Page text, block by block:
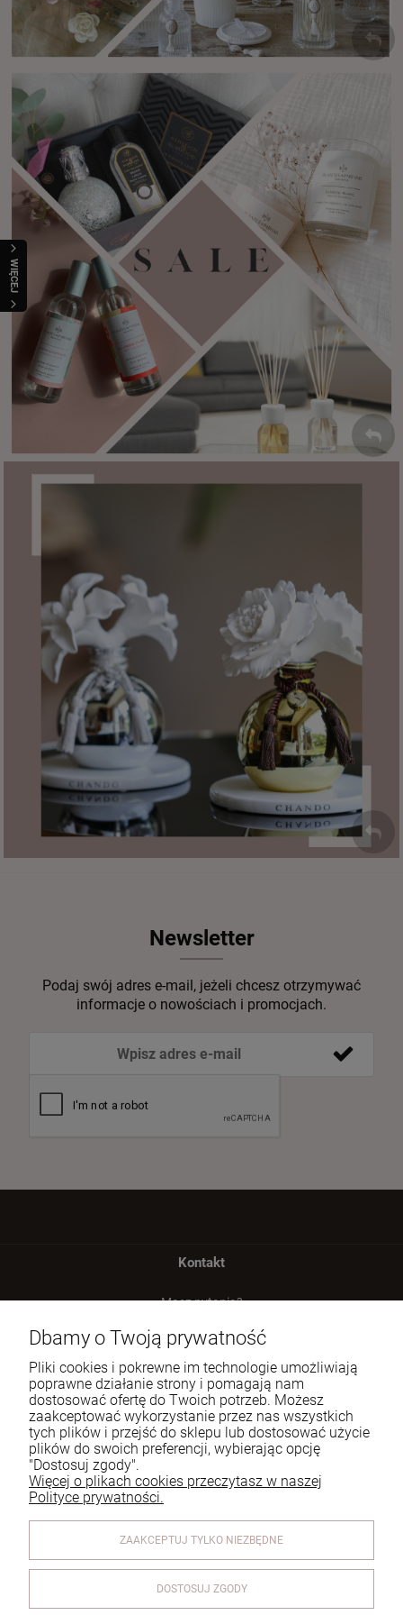
WIĘCEJ
Newsletter
Podaj swój adres e-mail, jeżeli chcesz otrzymywać
informacje o nowościach i promocjach.
Kontakt
Masz pytania?
E-mail: zamowienia@homeperfume.pl
Pomoc
Reklamacje i zwroty
O firmie
Dbamy o Twoją prywatność
Pliki cookies i pokrewne im technologie umożliwiają
poprawne działanie strony i pomagają nam
dostosować ofertę do Twoich potrzeb. Możesz
zaakceptować wykorzystanie przez nas wszystkich
tych plików i przejść do sklepu lub dostosować użycie
plików do swoich preferencji, wybierając opcję
"Dostosuj zgody".
Więcej o plikach cookies przeczytasz w naszej
Polityce prywatności.
ZAAKCEPTUJ TYLKO NIEZBĘDNE
DOSTOSUJ ZGODY